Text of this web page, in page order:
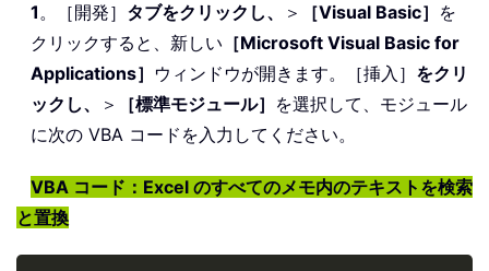
1。［開発］ タブをクリックし、 ＞ ［Visual Basic］ を
クリックすると、新しい ［Microsoft Visual Basic for
Applications］ ウィンドウが開きます。［挿入］ をクリ
ックし、
＞ ［標準モジュール］ を選択して、モジュール
に次の VBA コードを入力してください。
VBA コード：Excel のすべてのメモ内のテキストを検索
と置換